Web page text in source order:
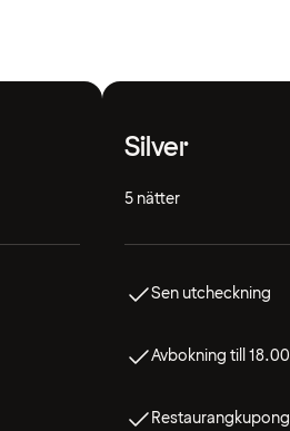
Silver
5 nätter
Sen utcheckning
Avbokning till 18.00
Restaurangkupong